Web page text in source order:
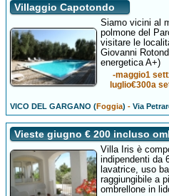
Villaggio Capotondo
Siamo vicini al
polmone del
visitare le
Giovanni
energetica A+)
-maggio1
luglio€300a
VICO DEL GARGANO (Foggia) -Via
Vieste giugno € 200 incluso
Villa Iris è
indipendenti da
lavatrice, uso
raggiungibile a
ombrellone in